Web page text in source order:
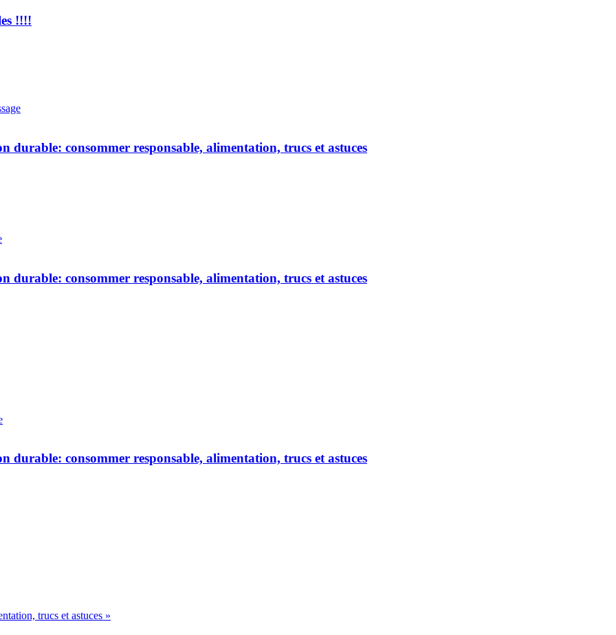
!!!!
durable: consommer responsable, alimentation, trucs et astuces
durable: consommer responsable, alimentation, trucs et astuces
durable: consommer responsable, alimentation, trucs et astuces
trucs et astuces »